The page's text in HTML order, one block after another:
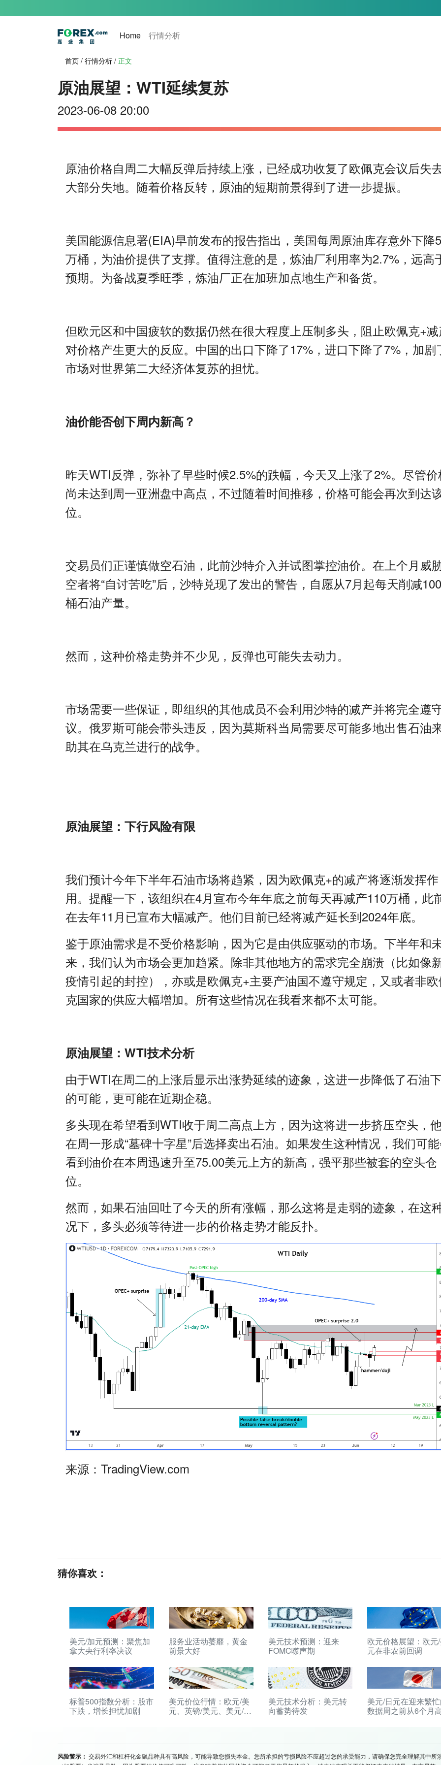
Home(current)
行情分析
首页 / 行情分析 / 正文
原油展望：WTI延续复苏
2023-06-08 20:00
原油价格自周二大幅反弹后持续上涨，已经成功收复了欧佩克会议后失
大部分失地。随着价格反转，原油的短期前景得到了进一步提振。
美国能源信息署(EIA)早前发布的报告指出，美国每周原油库存意外下降
万桶，为油价提供了支撑。值得注意的是，炼油厂利用率为2.7% ，远高
预期。为备战夏季旺季，炼油厂正在加班加点地生产和备货。
但欧元区和中国疲软的数据仍然在很大程度上压制多头，阻止欧佩克+
对价格产生更大的反应。中国的出口下降了17% ，进口下降了7% ，加剧
市场对世界第二大经济体复苏的担忧。
油价能否创下周内新高？
昨天WTI反弹，弥补了早些时候2.5%的跌幅，今天又上涨了2%。尽管
尚未达到周一亚洲盘中高点，不过随着时间推移，价格可能会再次到达
位。
交易员们正谨慎做空石油，此前沙特介入并试图掌控油价。在上个月威
空者将“自讨苦吃”后，沙特兑现了发出的警告，自愿从7月起每天削减100
桶石油产量。
然而，这种价格走势并不少见，反弹也可能失去动力。
市场需要一些保证，即组织的其他成员不会利用沙特的减产并将完全遵
议。俄罗斯可能会带头违反，因为莫斯科当局需要尽可能多地出售石油
助其在乌克兰进行的战争。
原油展望：下行风险有限
我们预计今年下半年石油市场将趋紧，因为欧佩克+的减产将逐渐发挥作
用。提醒一下，该组织在4月宣布今年年底之前每天再减产110万桶，此
在去年11 月已宣布大幅减产。他们目前已经将减产延长到2024年底。
鉴于原油需求是不受价格影响，因为它是由供应驱动的市场。下半年和
来，我们认为市场会更加趋紧。除非其他地方的需求完全崩溃（比如像
疫情引起的封控），亦或是欧佩克+主要产油国不遵守规定，又或者非
克国家的供应大幅增加。所有这些情况在我看来都不太可能。
原油展望： WTI技术分析
由于WTI在周二的上涨后显示出涨势延续的迹象，这进一步降低了石油
的可能，更可能在近期企稳。
多头现在希望看到WTI收于周二高点上方，因为这将进一步挤压空头，
在周一形成“墓碑十字星”后选择卖出石油。如果发生这种情况，我们可
看到油价在本周迅速升至75.00美元上方的新高，强平那些被套的空头仓
位。
然而，如果石油回吐了今天的所有涨幅，那么这将是走弱的迹象，在这
况下，多头必须等待进一步的价格走势才能反扑。
来源： TradingView.com
猜你喜欢：
美元/加元预测：聚焦加
拿大央行利率决议
服务业活动萎靡，黄金
前景大好
美元技术预测：迎来
FOMC噤声期
欧元价格展望：欧元
元在非农前回调
标普500指数分析：股市
下跌，增长担忧加剧
美元价位行情：欧元/美
元、英镑/美元、美元/日
美元技术分析：美元转
向蓄势待发
美元/日元在迎来繁
数据周之前从6个月
风险警示： 交易外汇和杠杆化金融品种具有高风险，可能导致您损失本金。您所承担的亏损风险不应超过您的承受能力，请确保您完全理解其中